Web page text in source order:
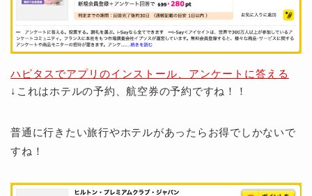
ハピタスでアプリのインストール、アンケートに答える
↓これはホテルの予約、航空券の予約ですね！！
普通に行きたい旅行やホテルがあったらお得でしかないで
すね！